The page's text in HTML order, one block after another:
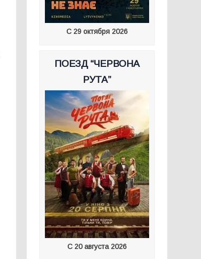
С 29 октября 2026
ПОЕЗД “ЧЕРВОНА
РУТА”
С 20 августа 2026